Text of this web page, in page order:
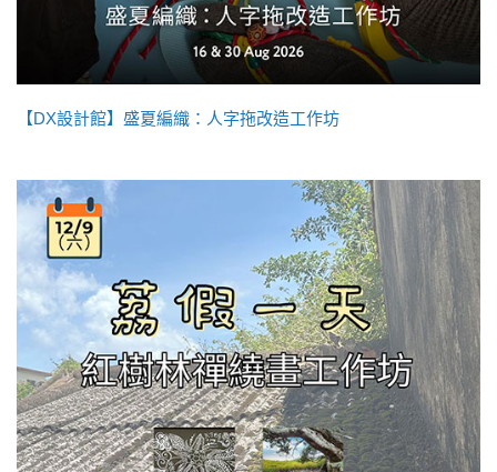
【DX設計館】盛夏編織：人字拖改造工作坊